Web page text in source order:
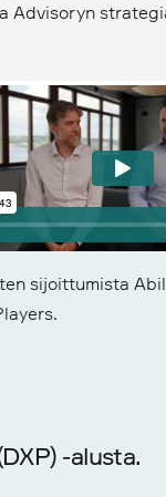
Advisoryn
-alusta.